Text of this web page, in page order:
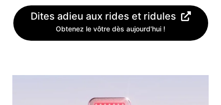
Dites adieu aux rides et ridules
Obtenez le vôtre dès aujourd'hui !